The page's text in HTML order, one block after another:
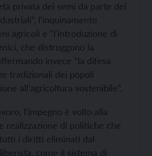
privata dei semi da parte dei
l'inquinamento
agricoli e “l'introduzione di
che distruggono la
invece “la difesa
tradizionali dei popoli
all'agricoltura sostenibile”.
l'impegno è volto alla
realizzazione di politiche che
i diritti eliminati dal
come il sistema di